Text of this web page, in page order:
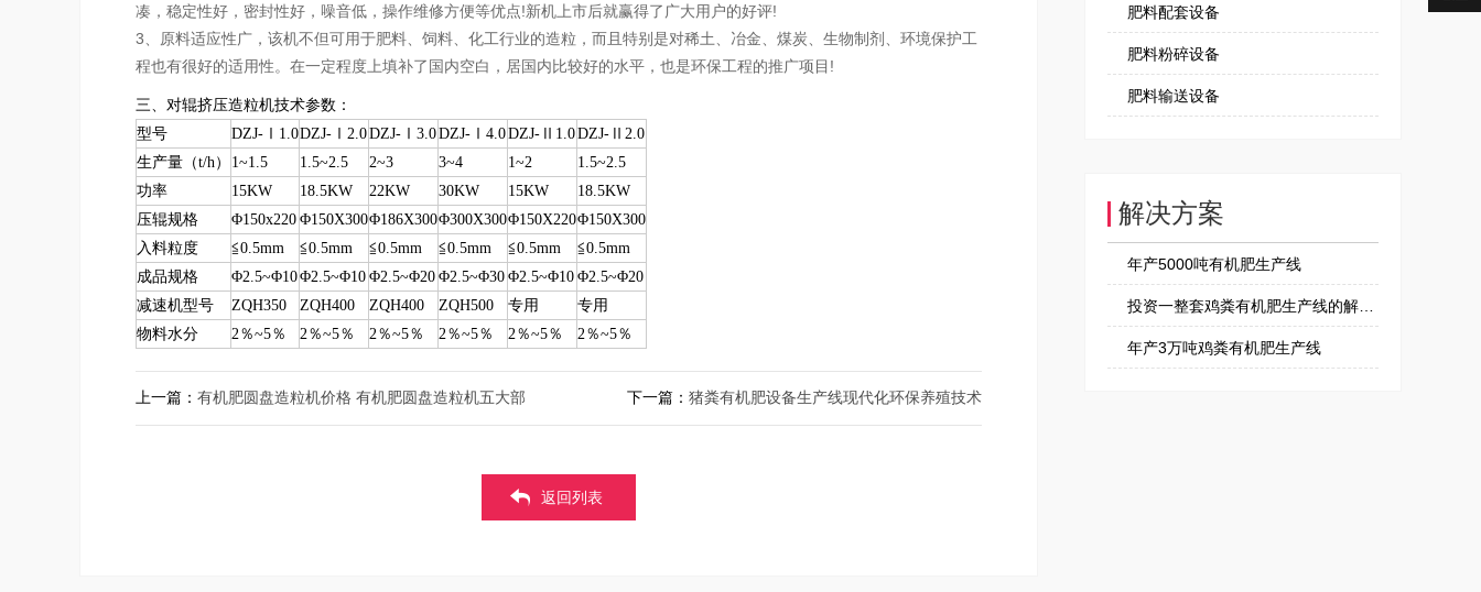
凑，稳定性好，密封性好，噪音低，操作维修方便等优点!新机上市后就赢得了广大用户的好评!
3、原料适应性广，该机不但可用于肥料、饲料、化工行业的造粒，而且特别是对稀土、冶金、煤炭、生物制剂、环境保护工
程也有很好的适用性。在一定程度上填补了国内空白，居国内比较好的水平，也是环保工程的推广项目!
三、对辊挤压造粒机技术参数：
型号 DZJ-Ⅰ1.0DZJ-Ⅰ2.0DZJ-Ⅰ3.0DZJ-Ⅰ4.0DZJ-Ⅱ1.0DZJ-Ⅱ2.0
生产量（t/h）
1~1.5 1.5~2.5 2~3 3~4 1~2
1.5~2.5
功率
15KW 18.5KW 22KW 30KW 15KW
18.5KW
压辊规格
Φ150x220 Φ150X300Φ186X300Φ300X300Φ150X220Φ150X300
入料粒度
≦0.5mm ≦0.5mm ≦0.5mm ≦0.5mm ≦0.5mm
≦0.5mm
成品规格
Φ2.5~Φ10Φ2.5~Φ10 Φ2.5~Φ20 Φ2.5~Φ30 Φ2.5~Φ10 Φ2.5~Φ20
减速机型号
ZQH350 ZQH400 ZQH400 ZQH500 专用
专用
物料水分
2％~5％ 2％~5％ 2％~5％ 2％~5％ 2％~5％ 2％~5％
上一篇： 有机肥圆盘造粒机价格 有机肥圆盘造粒机五大部 下一篇： 猪粪有机肥设备生产线现代化环保养殖技术
返回列表
肥料配套设备
肥料粉碎设备
肥料输送设备
解决方案
年产5000吨有机肥生产线
年产3万吨鸡粪有机肥生产线